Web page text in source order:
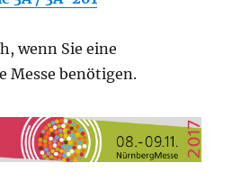
wenn Sie eine
Messe benötigen.